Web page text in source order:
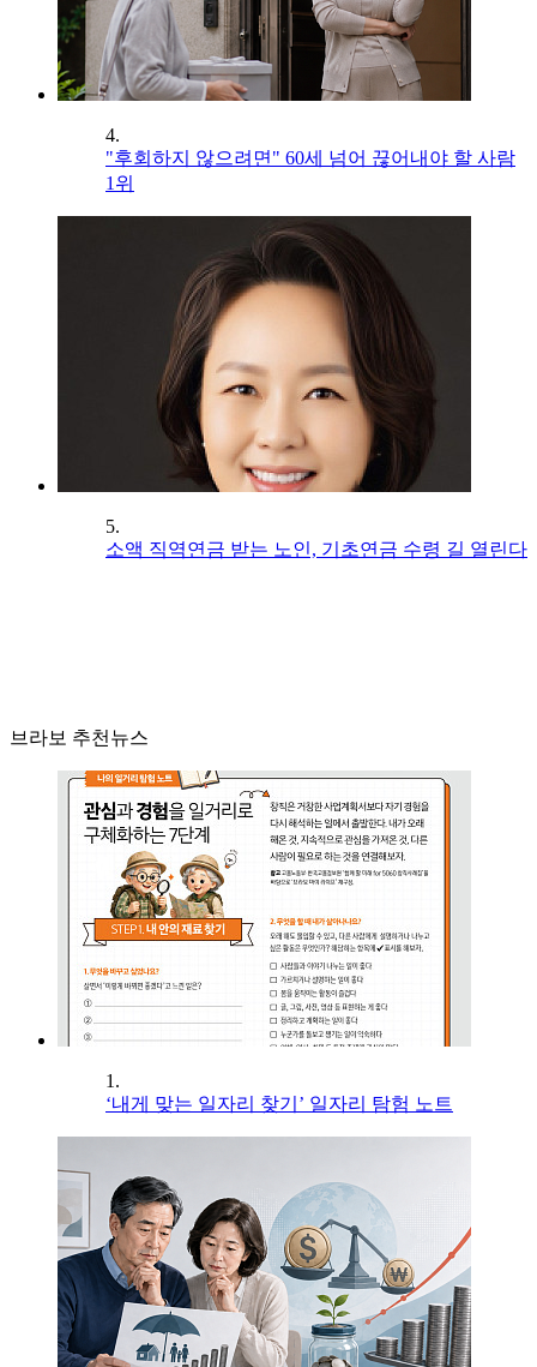
4.
"후회하지 않으려면" 60세 넘어 끊어내야 할 사람
1위
5.
소액 직역연금 받는 노인, 기초연금 수령 길 열린다
브라보 추천뉴스
1.
‘내게 맞는 일자리 찾기’ 일자리 탐험 노트